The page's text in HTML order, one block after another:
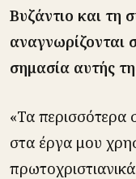
Βυζάντιο και τη
αναγνωρίζονται
σημασία αυτής
«Τα περισσότερα
στα έργα μου